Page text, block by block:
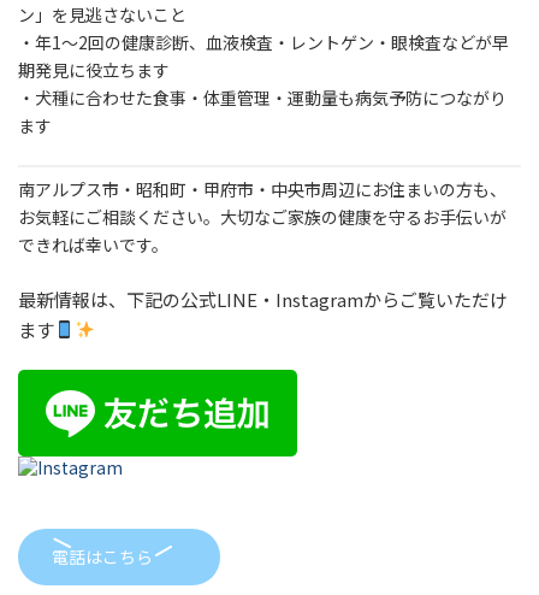
ン」を見逃さないこと
・年1〜2回の健康診断、血液検査・レントゲン・眼検査などが早
期発見に役立ちます
・犬種に合わせた食事・体重管理・運動量も病気予防につながり
ます
南アルプス市・昭和町・甲府市・中央市周辺にお住まいの方も、
お気軽にご相談ください。大切なご家族の健康を守るお手伝いが
できれば幸いです。
最新情報は、下記の公式LINE・Instagramからご覧いただけ
ます
電話はこちら